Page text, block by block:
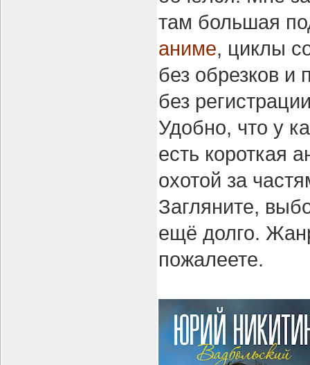
там большая
аниме, циклы
без обрезков и
без
Удобно, что у
есть короткая
охотой за
Загляните,
ещё долго.
пожалеете.